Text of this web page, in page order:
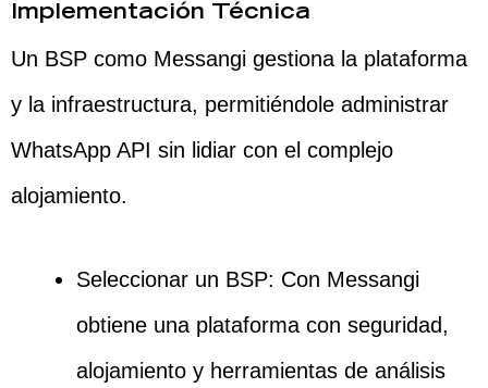
Implementación Técnica
Un BSP como Messangi gestiona la plataforma
y la infraestructura, permitiéndole administrar
WhatsApp API sin lidiar con el complejo
alojamiento.
Seleccionar un BSP: Con Messangi
obtiene una plataforma con seguridad,
alojamiento y herramientas de análisis